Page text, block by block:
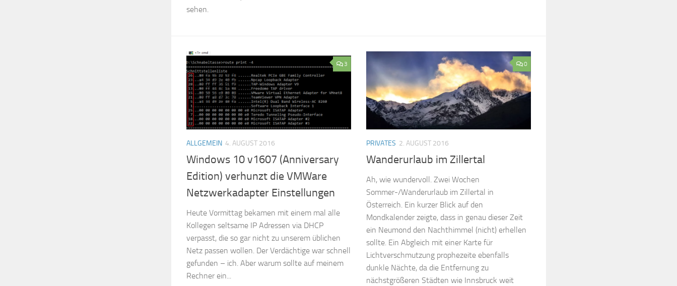
sehen.
3
ALLGEMEIN 4. AUGUST 2016
Windows 10 v1607 (Anniversary
Edition) verhunzt die VMWare
Netzwerkadapter Einstellungen
Heute Vormittag bekamen mit einem mal alle
Kollegen seltsame IP Adressen via DHCP
verpasst, die so gar nicht zu unserem üblichen
Netz passen wollen. Der Verdächtige war schnell
gefunden – ich. Aber warum sollte auf meinem
Rechner ein...
0
PRIVATES 2. AUGUST 2016
Wanderurlaub im Zillertal
Ah, wie wundervoll. Zwei Wochen
Sommer-/Wanderurlaub im Zillertal in
Österreich. Ein kurzer Blick auf den
Mondkalender zeigte, dass in genau dieser Zeit
ein Neumond den Nachthimmel (nicht) erhellen
sollte. Ein Abgleich mit einer Karte für
Lichtverschmutzung prophezeite ebenfalls
dunkle Nächte, da die Entfernung zu
nächstgrößeren Städten wie Innsbruck weit